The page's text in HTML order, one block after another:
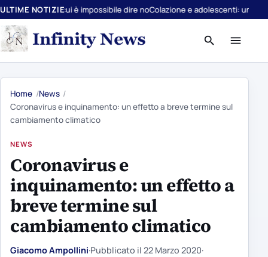
ULTIME NOTIZIE
a cui è impossibile dire noColazione e adolescenti: uno studio
Apri
Apri
Home News
Coronavirus e inquinamento: un effetto a breve termine sul
cambiamento climatico
NEWS
Coronavirus e
inquinamento: un effetto a
breve termine sul
cambiamento climatico
Giacomo Ampollini·Pubblicato il 22 Marzo 2020·